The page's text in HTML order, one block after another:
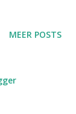
MEER POSTS